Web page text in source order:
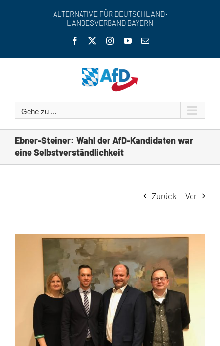
ALTERNATIVE FÜR DEUTSCHLAND ·
LANDESVERBAND BAYERN
Facebook InstagramYouTube
E-
Gehe zu ...
Ebner-Steiner: Wahl der AfD-Kandidaten war
eine Selbstverständlichkeit
Zurück Vor
grösseres